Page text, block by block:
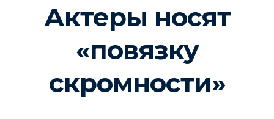
Актеры носят
«повязку
скромности»